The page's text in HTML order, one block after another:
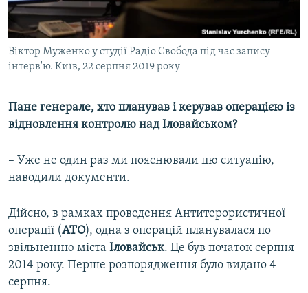
Віктор Муженко у студії Радіо Свобода під час запису
інтерв'ю. Київ, 22 серпня 2019 року
Пане генерале, хто планував і керував операцією із
відновлення контролю над Іловайськом?
– Уже не один раз ми пояснювали цю ситуацію,
наводили документи.
Дійсно, в рамках проведення Aнтитерористичної
операції (АТО), одна з операцій планувалася по
звільненню міста Іловайськ. Це був початок серпня
2014 року. Перше розпорядження було видано 4
серпня.